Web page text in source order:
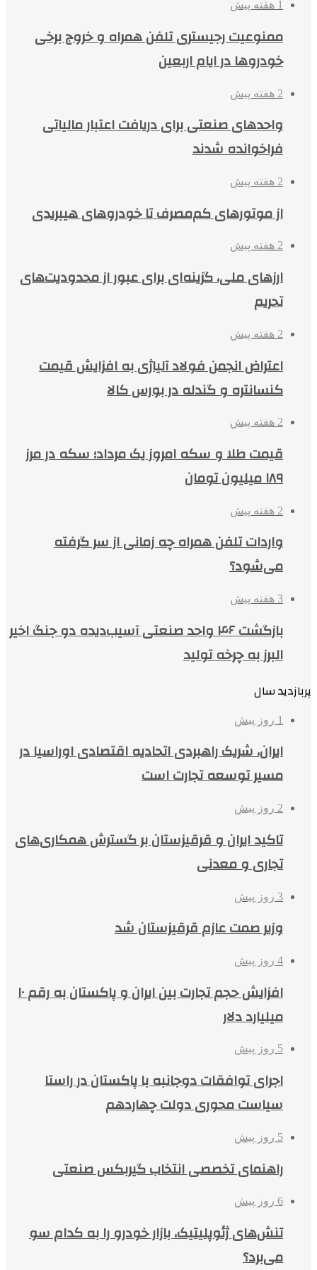
1 هفته پیش
ممنوعیت رجیستری تلفن همراه و خروج برخی
خودروها در ایام اربعین
2 هفته پیش
واحدهای صنعتی برای دریافت اعتبار مالیاتی
فراخوانده شدند
2 هفته پیش
از موتورهای کم‌مصرف تا خودروهای هیبریدی
2 هفته پیش
ارزهای ملی، گزینه‌ای برای عبور از محدودیت‌های
تحریم
2 هفته پیش
اعتراض انجمن فولاد آلیاژی به افزایش قیمت
کنسانتره و گندله در بورس کالا
2 هفته پیش
قیمت طلا و سکه امروز یک مرداد؛ سکه در مرز
۱۸۹ میلیون تومان
2 هفته پیش
واردات تلفن همراه چه زمانی از سر گرفته
می‌شود؟
3 هفته پیش
بازگشت ۴۶ واحد صنعتی آسیب‌دیده دو جنگ اخیر
البرز به چرخه تولید
پربازدید سال
1 روز پیش
ایران، شریک راهبردی اتحادیه اقتصادی اوراسیا در
مسیر توسعه تجارت است
2 روز پیش
تاکید ایران و قرقیزستان بر گسترش همکاری‌های
تجاری و معدنی
3 روز پیش
وزیر صمت عازم قرقیزستان شد
4 روز پیش
افزایش حجم تجارت بین ایران و پاکستان به رقم ۱۰
میلیارد دلار
5 روز پیش
اجرای توافقات دوجانبه با پاکستان در راستا
سیاست محوری دولت چهاردهم
5 روز پیش
راهنمای تخصصی انتخاب گیربکس صنعتی
6 روز پیش
تنش‌های ژئوپلیتیک، بازار خودرو را به کدام سو
می‌برد؟